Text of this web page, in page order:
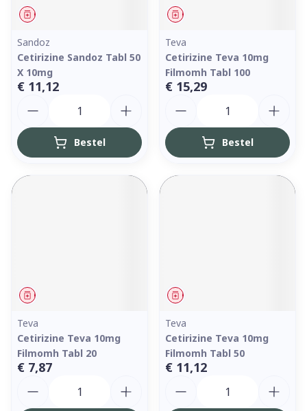
Geneesmiddel
Sandoz
Cetirizine Sandoz Tabl 50
X 10mg
€ 11,12
Bestel
Geneesmiddel
Teva
Cetirizine Teva 10mg
Filmomh Tabl 100
€ 15,29
Bestel
Geneesmiddel
Teva
Cetirizine Teva 10mg
Filmomh Tabl 20
€ 7,87
Geneesmiddel
Teva
Cetirizine Teva 10mg
Filmomh Tabl 50
€ 11,12